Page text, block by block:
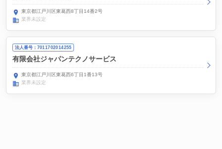
東京都江戸川区東葛西8丁目14番2号
業界未設定
法人番号：7011702014255
有限会社ジャパンテクノサービス
東京都江戸川区東葛西6丁目1番13号
業界未設定